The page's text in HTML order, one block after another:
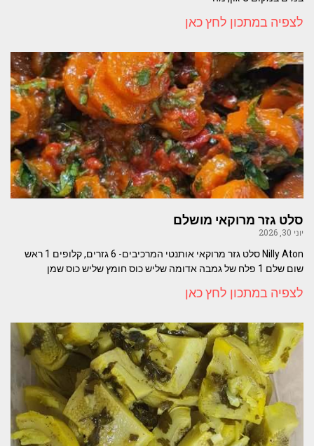
לצפיה במתכון לחץ כאן
סלט גזר מרוקאי מושלם
יוני 30, 2026
Nilly Aton סלט גזר מרוקאי אותנטי המרכיבים- 6 גזרים, קלופים 1 ראש
שום שלם 1 פלח של גמבה אדומה שליש כוס חומץ שליש כוס שמן
לצפיה במתכון לחץ כאן